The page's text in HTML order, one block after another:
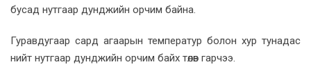
бусад нутгаар дунджийн орчим байна.
Гуравдугаар сард агаарын температур болон хур тунадас
нийт нутгаар дунджийн орчим байх төлөв гарчээ.